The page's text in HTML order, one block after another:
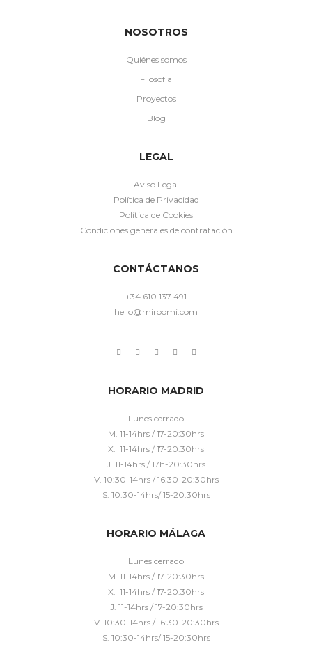
NOSOTROS
Quiénes somos
Filosofía
Proyectos
Blog
LEGAL
Aviso Legal
Política de Privacidad
Política de Cookies
Condiciones generales de contratación
CONTÁCTANOS
+34 610 137 491
hello@miroomi.com
HORARIO MADRID
Lunes cerrado
M. 11-14hrs / 17-20:30hrs
X. 11-14hrs / 17-20:30hrs
J. 11-14hrs / 17h-20:30hrs
V. 10:30-14hrs / 16:30-20:30hrs
S. 10:30-14hrs/ 15-20:30hrs
HORARIO MÁLAGA
Lunes cerrado
M. 11-14hrs / 17-20:30hrs
X. 11-14hrs / 17-20:30hrs
J. 11-14hrs / 17-20:30hrs
V. 10:30-14hrs / 16:30-20:30hrs
S. 10:30-14hrs/ 15-20:30hrs